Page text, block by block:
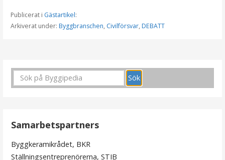
Publicerat i Gästartikel:
Arkiverat under: Byggbranschen, Civilförsvar, DEBATT
g
Samarbetspartners
Byggkeramikrådet, BKR
Ställningsentreprenörerna, STIB